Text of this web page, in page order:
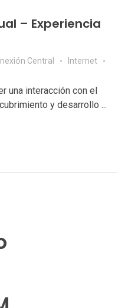
– Experiencia
Central
Internet
una interacción con el
y desarrollo ...